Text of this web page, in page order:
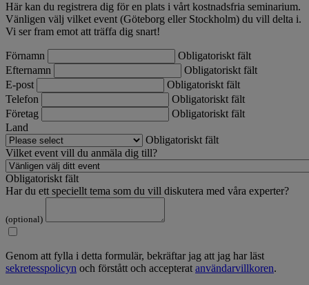
Här kan du registrera dig för en plats i vårt kostnadsfria seminarium.
Vänligen välj vilket event (Göteborg eller Stockholm) du vill delta i.
Vi ser fram emot att träffa dig snart!
Förnamn
Obligatoriskt fält
Efternamn
Obligatoriskt fält
E-post
Obligatoriskt fält
Telefon
Obligatoriskt fält
Företag
Obligatoriskt fält
Land
Obligatoriskt fält
Vilket event vill du anmäla dig till?
Obligatoriskt fält
Har du ett speciellt tema som du vill diskutera med våra experter?
(optional)
Genom att fylla i detta formulär, bekräftar jag att jag har läst
sekretesspolicyn och förstått och accepterat användarvillkoren.